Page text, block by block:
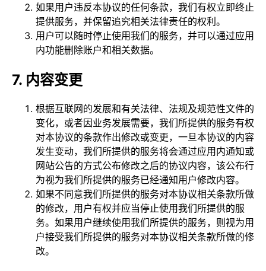
如果用户违反本协议的任何条款，我们有权立即终止
提供服务，并保留追究相关法律责任的权利。
用户可以随时停止使用我们的服务，并可以通过应用
内功能删除账户和相关数据。
7. 内容变更
根据互联网的发展和有关法律、法规及规范性文件的
变化，或者因业务发展需要，我们所提供的服务有权
对本协议的条款作出修改或变更，一旦本协议的内容
发生变动，我们所提供的服务将会通过应用内通知或
网站公告的方式公布修改之后的协议内容，该公布行
为视为我们所提供的服务已经通知用户修改内容。
如果不同意我们所提供的服务对本协议相关条款所做
的修改，用户有权并应当停止使用我们所提供的服
务。如果用户继续使用我们所提供的服务，则视为用
户接受我们所提供的服务对本协议相关条款所做的修
改。